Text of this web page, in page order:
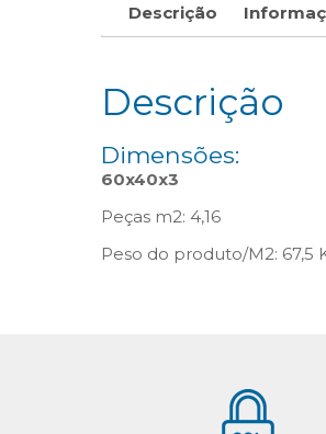
Descrição
Descrição
Dimensões:
60x40x3
Peças m2: 4,16
Peso do produto/M2: 67,5